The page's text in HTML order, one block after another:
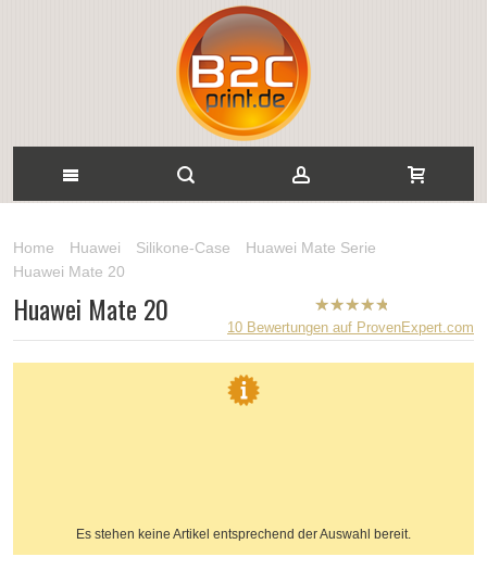
Home Huawei Silikone-Case
Huawei Mate Serie
Huawei Mate 20
B2CPrint
hat5von
5
10 Bewertungen auf ProvenExpert.com
Huawei Mate 20
Es stehen keine Artikel entsprechend der Auswahl bereit.